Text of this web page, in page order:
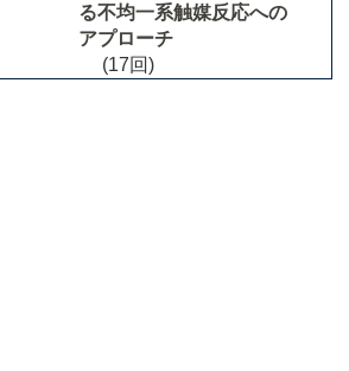
る不均一系触媒反応への
アプローチ
(17回)